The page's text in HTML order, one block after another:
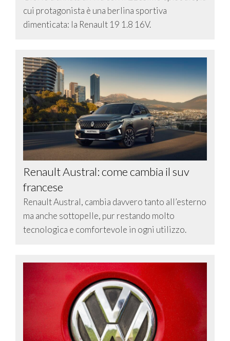
cui protagonista è una berlina sportiva
dimenticata: la Renault 19 1.8 16V.
Renault Austral: come cambia il suv
francese
Renault Austral, cambia davvero tanto all’esterno
ma anche sottopelle, pur restando molto
tecnologica e comfortevole in ogni utilizzo.